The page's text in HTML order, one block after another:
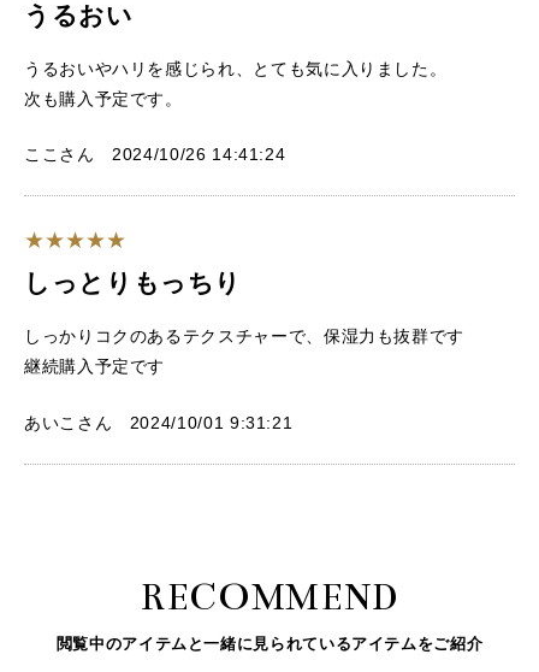
うるおい
うるおいやハリを感じられ、とても気に入りました。
次も購入予定です。
ここさん 2024/10/26 14:41:24
しっとりもっちり
しっかりコクのあるテクスチャーで、保湿力も抜群です
継続購入予定です
あいこさん 2024/10/01 9:31:21
RECOMMEND
閲覧中のアイテムと一緒に見られているアイテムをご紹介